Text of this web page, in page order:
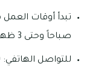
صباحاً وحتى 3 ظهراً.
للتواصل الهاتفي: 0000 381 04 – 22554 800